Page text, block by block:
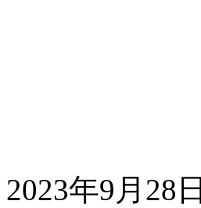
2023年9月28日